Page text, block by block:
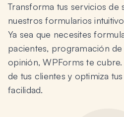
Transforma tus servicios de
nuestros formularios
Ya sea que necesites
pacientes, programación
opinión, WPForms te
de tus clientes y optimiza
facilidad.